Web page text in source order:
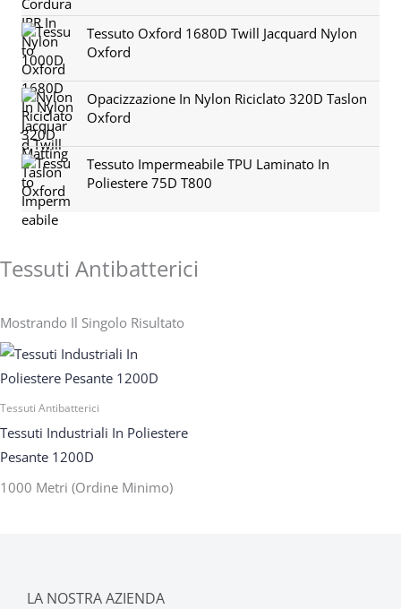
Tessuto Oxford 1680D Twill Jacquard Nylon
Oxford
Opacizzazione In Nylon Riciclato 320D Taslon
Oxford
Tessuto Impermeabile TPU Laminato In
Poliestere 75D T800
Tessuti Antibatterici
Mostrando Il Singolo Risultato
Tessuti Antibatterici
Tessuti Industriali In Poliestere
Pesante 1200D
1000 Metri (ordine Minimo)
LA NOSTRA AZIENDA